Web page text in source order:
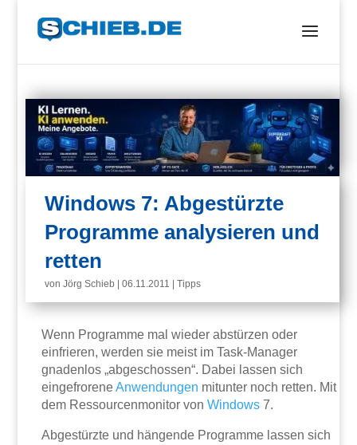
Windows 7: Abgestürzte
Programme analysieren und
retten
vonJörg Schieb |06.11.2011 |Tipps
Wenn Programme mal wieder abstürzen oder
einfrieren, werden sie meist im Task-Manager
gnadenlos „abgeschossen“. Dabei lassen sich
eingefroreneAnwendungen mitunter noch retten. Mit
dem Ressourcenmonitor vonWindows 7.
Abgestürzte und hängende Programme lassen sich